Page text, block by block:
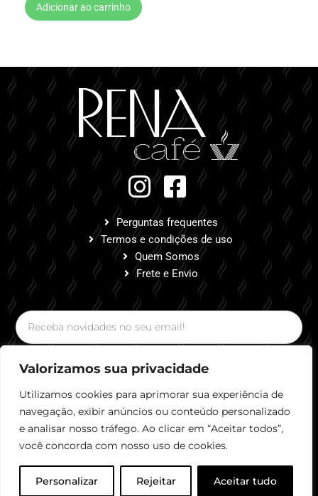
Valorizamos sua privacidade
Utilizamos cookies para aprimorar sua experiência de
navegação, exibir anúncios ou conteúdo personalizado
e analisar nosso tráfego. Ao clicar em “Aceitar todos”,
você concorda com nosso uso de cookies.
Personalizar Rejeitar Aceitar tudo
Adicionar ao carrinho
Perguntas frequentes
Termos e condições de uso
Quem Somos
Frete e Envio
Assinar!
16